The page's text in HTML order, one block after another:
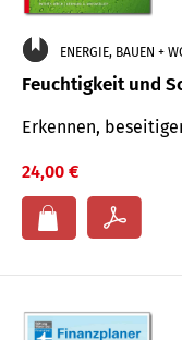
ENERGIE, BAUEN +
Feuchtigkeit und
Erkennen,
24,00 €